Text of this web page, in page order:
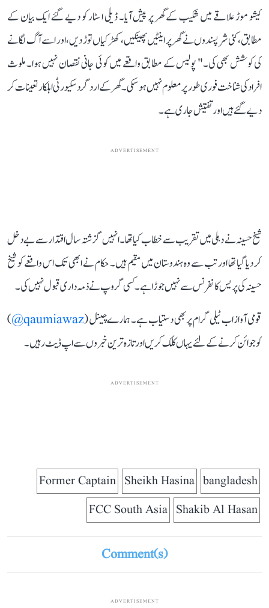
کیشو موڑ علاقے میں شکیب کے گھر پر پیش آیا۔ ڈیلی ا سٹار کو دیے گئے ایک بیان کے
مطابق، کئی شرپسندوں نے گھر پر اینٹیں پھینکیں، کھڑکیاں توڑ دیں، اور اسے آگ لگانے
کی کوشش بھی کی۔" پولیس کے مطابق واقعے میں کوئی جانی نقصان نہیں ہوا۔ ملوث
افراد کی شناخت فوری طور پر معلوم نہیں ہو سکی۔ گھر کے اردگرد سکیورٹی اہلکار تعینات کر
دیے گئے ہیں اور تفتیش جاری ہے۔
ADVERTISEMENT
شیخ حسینہ نے دہلی میں تقریب سے خطاب کیا تھا۔ انہیں گزشتہ سال اقتدار سے بے دخل
کر دیا گیا تھا اور تب سے وہ ہندوستان میں مقیم ہیں۔ حکام نے ابھی تک اس واقعے کو شیخ
حسینہ کی پریس کانفرنس سے نہیں جوڑا ہے۔ کسی گروپ نے ذمہ داری قبول نہیں کی۔
قومی آواز اب ٹیلی گرام پر بھی دستیاب ہے۔ ہمارے چینل (qaumiawaz@
)
کو جوائن کرنے کے لئے یہاں کلک کریں اور تازہ ترین خبروں سے اپ ڈیٹ رہیں۔
ADVERTISEMENT
bangladesh
Sheikh Hasina
Former Captain
Shakib Al Hasan
FCC South Asia
Comment(s)
ADVERTISEMENT